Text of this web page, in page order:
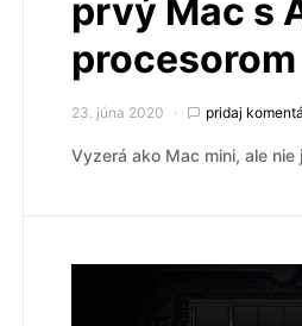
prvý Mac s
procesorom
23. júna 2020 pridaj
Vyzerá ako Mac mini, ale nie